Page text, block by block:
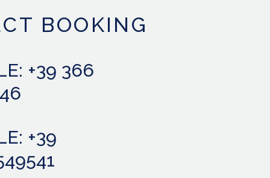
BOOKING
+39 366
+39